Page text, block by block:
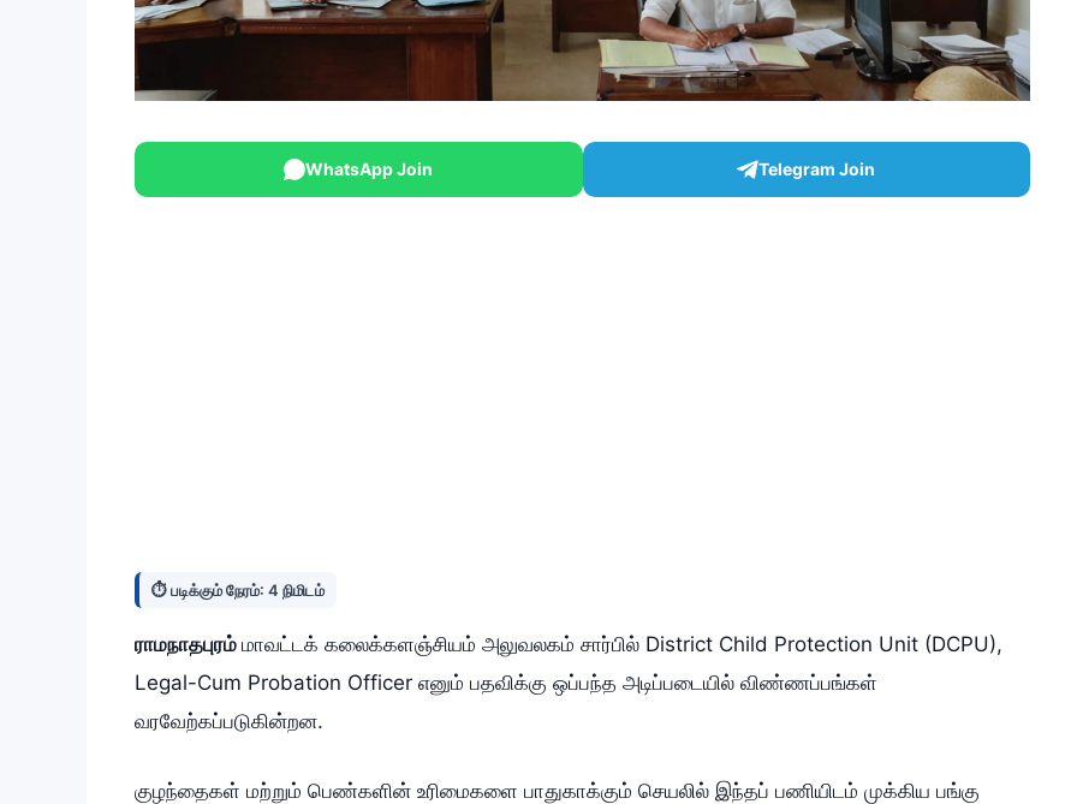
WhatsApp Join Telegram Join
⏱️ படிக்கும் நேரம்: 4 நிமிடம்
ராமநாதபுரம் மாவட்டக் கலைக்களஞ்சியம் அலுவலகம் சார்பில் District Child Protection Unit (DCPU),
Legal-Cum Probation Officer எனும் பதவிக்கு ஒப்பந்த அடிப்படையில் விண்ணப்பங்கள்
வரவேற்கப்படுகின்றன.
குழந்தைகள் மற்றும் பெண்களின் உரிமைகளை பாதுகாக்கும் செயலில் இந்தப் பணியிடம் முக்கிய பங்கு